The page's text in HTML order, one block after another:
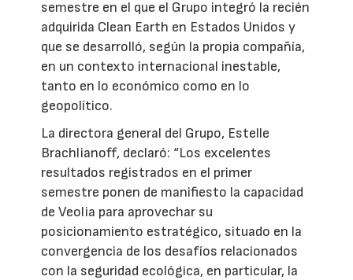
semestre en el que el Grupo integró la recién
adquirida Clean Earth en Estados Unidos y
que se desarrolló, según la propia compañía,
en un contexto internacional inestable,
tanto en lo económico como en lo
geopolítico.
La directora general del Grupo, Estelle
Brachlianoff, declaró: “Los excelentes
resultados registrados en el primer
semestre ponen de manifiesto la capacidad
de Veolia para aprovechar su
posicionamiento estratégico, situado en la
convergencia de los desafíos relacionados
con la seguridad ecológica, en particular, la